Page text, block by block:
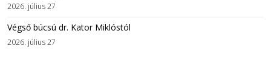
2026. július 27
Végső búcsú dr. Kator Miklóstól
2026. július 27